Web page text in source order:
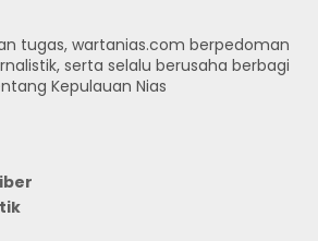
tugas, wartanias.com berpedoman
serta selalu berusaha berbagi
Kepulauan Nias